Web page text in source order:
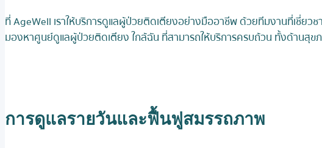
ที่ AgeWell เราให้บริการดูแลผู้ป่วยติดเตียงอย่างมืออาชีพ ด้วยทีมงานที่เชี่ย
มองหาศูนย์ดูแลผู้ป่วยติดเตียง ใกล้ฉัน ที่สามารถให้บริการครบถ้วน ทั้งด้านสุ
การดูแลรายวันและฟื้นฟูสมรรถภาพ